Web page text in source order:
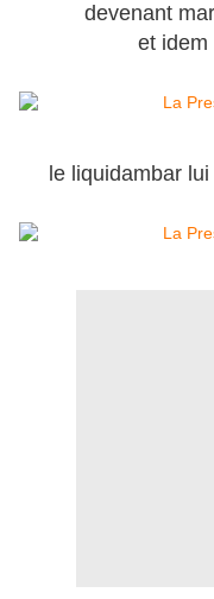
devenant
et idem
le liquidambar